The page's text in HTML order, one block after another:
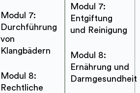
Modul 7:
Durchführung
von
Klangbädern
Modul 8:
Rechtliche
Modul 7:
Entgiftung
und Reinigung
Modul 8:
Ernährung und
Darmgesundheit